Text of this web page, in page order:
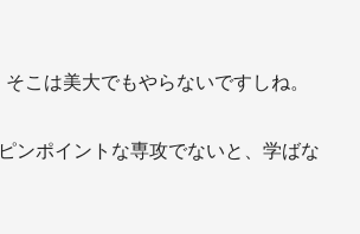
そこは美大でもやらないですしね。
ンポイントな専攻でないと、学ばな